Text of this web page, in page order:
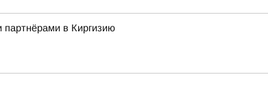
партнёрами в Киргизию